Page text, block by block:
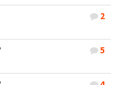
2
5